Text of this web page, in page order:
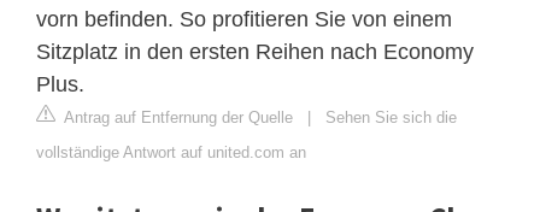
vorn befinden. So profitieren Sie von einem
Sitzplatz in den ersten Reihen nach Economy
Plus.
Antrag auf Entfernung der Quelle | Sehen Sie sich die
vollständige Antwort auf united.com an